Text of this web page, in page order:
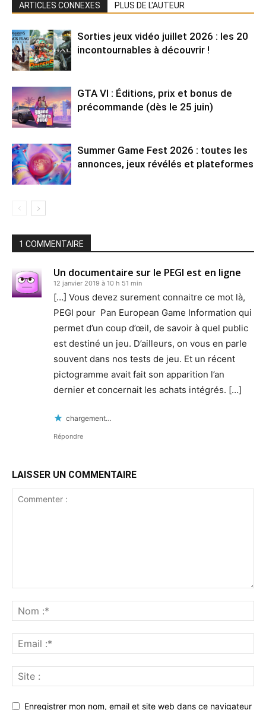
ARTICLES CONNEXES PLUS DE L'AUTEUR
Sorties jeux vidéo juillet 2026 : les 20
incontournables à découvrir !
GTA VI : Éditions, prix et bonus de
précommande (dès le 25 juin)
Summer Game Fest 2026 : toutes les
annonces, jeux révélés et plateformes
1 COMMENTAIRE
Un documentaire sur le PEGI est en ligne
12 janvier 2019 à 10 h 51 min
[…] Vous devez surement connaitre ce mot là,
PEGI pour Pan European Game Information qui
permet d’un coup d’œil, de savoir à quel public
est destiné un jeu. D’ailleurs, on vous en parle
souvent dans nos tests de jeu. Et un récent
pictogramme avait fait son apparition l’an
dernier et concernait les achats intégrés. […]
chargement…
Répondre
LAISSER UN COMMENTAIRE
Enregistrer mon nom, email et site web dans ce navigateur